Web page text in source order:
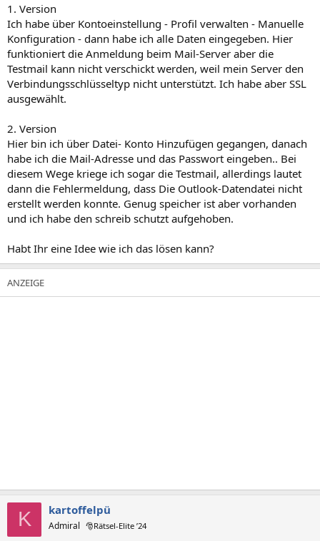
1. Version
Ich habe über Kontoeinstellung - Profil verwalten - Manuelle
Konfiguration - dann habe ich alle Daten eingegeben. Hier
funktioniert die Anmeldung beim Mail-Server aber die
Testmail kann nicht verschickt werden, weil mein Server den
Verbindungsschlüsseltyp nicht unterstützt. Ich habe aber SSL
ausgewählt.
2. Version
Hier bin ich über Datei- Konto Hinzufügen gegangen, danach
habe ich die Mail-Adresse und das Passwort eingeben.. Bei
diesem Wege kriege ich sogar die Testmail, allerdings lautet
dann die Fehlermeldung, dass Die Outlook-Datendatei nicht
erstellt werden konnte. Genug speicher ist aber vorhanden
und ich habe den schreib schutzt aufgehoben.
Habt Ihr eine Idee wie ich das lösen kann?
K kartoffelpü
Admiral 🎅Rätsel-Elite ’24